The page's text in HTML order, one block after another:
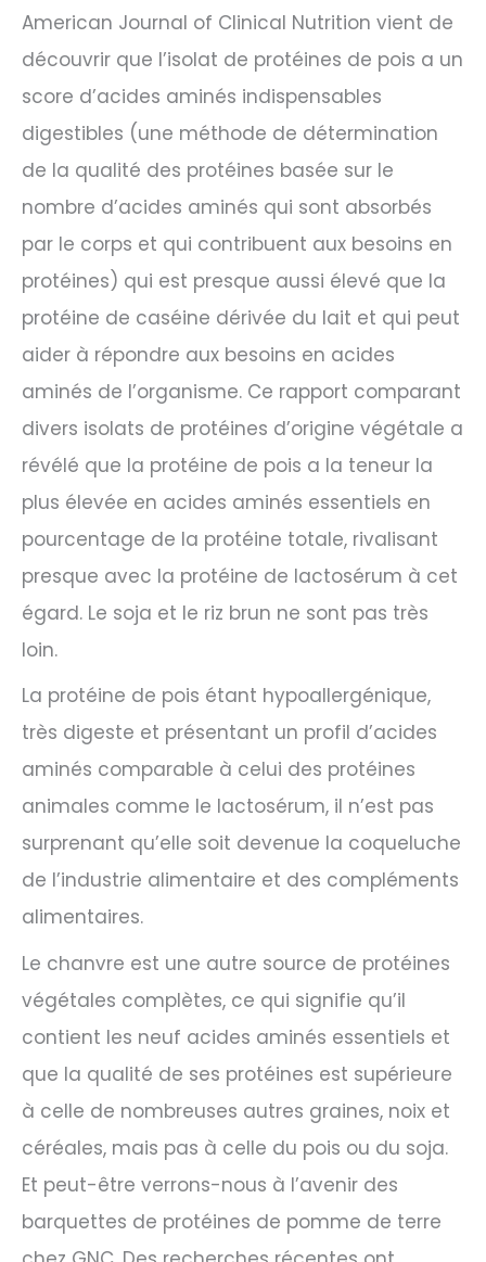
American Journal of Clinical Nutrition vient de
découvrir que l’isolat de protéines de pois a un
score d’acides aminés indispensables
digestibles (une méthode de détermination
de la qualité des protéines basée sur le
nombre d’acides aminés qui sont absorbés
par le corps et qui contribuent aux besoins en
protéines) qui est presque aussi élevé que la
protéine de caséine dérivée du lait et qui peut
aider à répondre aux besoins en acides
aminés de l’organisme. Ce rapport comparant
divers isolats de protéines d’origine végétale a
révélé que la protéine de pois a la teneur la
plus élevée en acides aminés essentiels en
pourcentage de la protéine totale, rivalisant
presque avec la protéine de lactosérum à cet
égard. Le soja et le riz brun ne sont pas très
loin.
La protéine de pois étant hypoallergénique,
très digeste et présentant un profil d’acides
aminés comparable à celui des protéines
animales comme le lactosérum, il n’est pas
surprenant qu’elle soit devenue la coqueluche
de l’industrie alimentaire et des compléments
alimentaires.
Le chanvre est une autre source de protéines
végétales complètes, ce qui signifie qu’il
contient les neuf acides aminés essentiels et
que la qualité de ses protéines est supérieure
à celle de nombreuses autres graines, noix et
céréales, mais pas à celle du pois ou du soja.
Et peut-être verrons-nous à l’avenir des
barquettes de protéines de pomme de terre